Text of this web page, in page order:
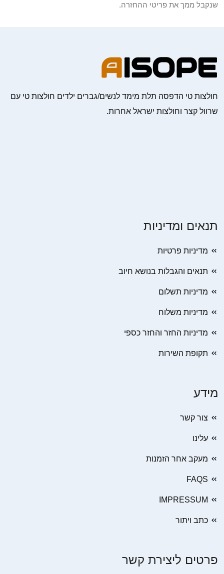
שנקבל ממך את פריטי ההחזרה.
חולצות טי הדפסה תלת מימד לנשים/גברים ילדים חולצות טי עם
שרוול קצר וחולצות ישראל אחרות.
תנאים ומדיניות
מדיניות פרטיות
תנאים והגבלות בנושא חיוב
מדיניות תשלום
מדיניות משלוח
מדיניות החזר והחזר כספי
תקופת השירות
מידע
צור קשר
עלינו
מעקב אחר הזמנות
FAQS
IMPRESSUM
כתב ויתור
פרטים ליצירת קשר